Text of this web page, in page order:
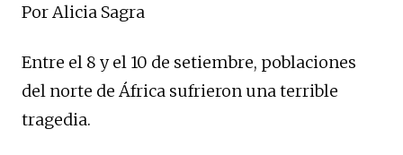
Por Alicia Sagra
Entre el 8 y el 10 de setiembre, poblaciones
del norte de África sufrieron una terrible
tragedia.